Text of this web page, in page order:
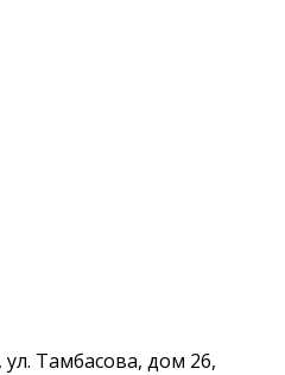
ул. Тамбасова, дом 26,